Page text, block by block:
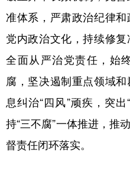
准体系，严肃政治纪律
党内政治文化，持续修
全面从严治党责任，始
腐，坚决遏制重点领域
息纠治“四风”顽疾，突
持“三不腐”一体推进，推
督责任闭环落实。